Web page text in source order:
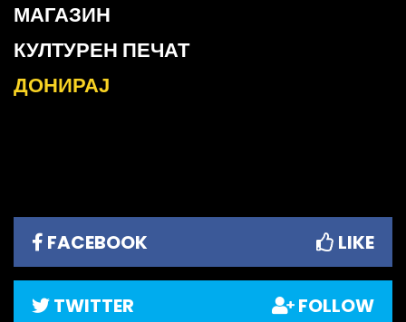
МАГАЗИН
КУЛТУРЕН ПЕЧАТ
ДОНИРАЈ
FACEBOOK LIKE
TWITTER FOLLOW